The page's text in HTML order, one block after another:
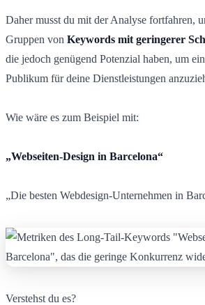
Daher musst du mit der Analyse fortfahren,
Gruppen von Keywords mit geringerer
die jedoch genügend Potenzial haben, um
Publikum für deine Dienstleistungen
Wie wäre es zum Beispiel mit:
„Webseiten-Design in Barcelona“
„Die besten Webdesign-Unternehmen in
Verstehst du es?